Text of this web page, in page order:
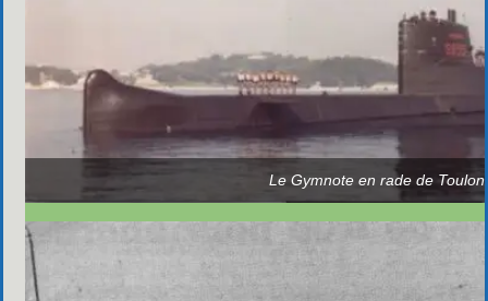
Le Gymnote en rade de Toulon.